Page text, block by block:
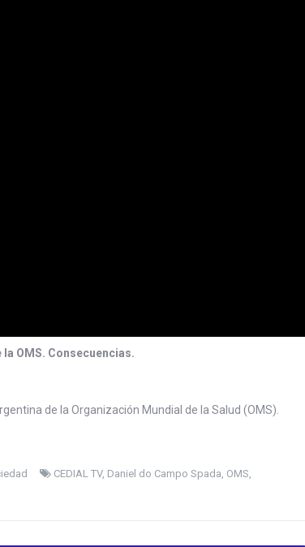
la OMS. Consecuencias.
de la Organización Mundial de la Salud (OMS).
CEDIAL TV, Daniel do Campo Spada OMS